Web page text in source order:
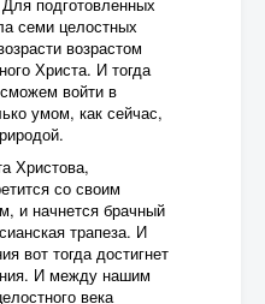
подготовленных
семи целостных
возрастом
Христа. И тогда
войти в
умом, как сейчас,
Христова,
со своим
и начнется брачный
трапеза. И
вот тогда достигнет
И между нашим
века